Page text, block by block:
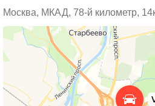
Москва, МКАД, 78-й километр,